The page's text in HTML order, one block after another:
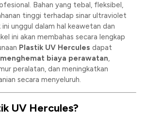
Bahan yang tebal, fleksibel,
tinggi terhadap sinar ultraviolet
unggul dalam hal keawetan dan
ini akan membahas secara lengkap
Plastik UV Hercules dapat
menghemat biaya perawatan,
peralatan, dan meningkatkan
secara menyeluruh.
UV Hercules?